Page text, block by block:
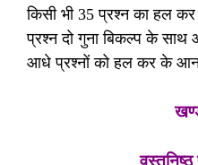
किसी भी 35 प्रश्न का हल
प्रश्न दो गुना बिकल्प के
आधे प्रश्नों को हल कर के
वस्तुनिष्ठ